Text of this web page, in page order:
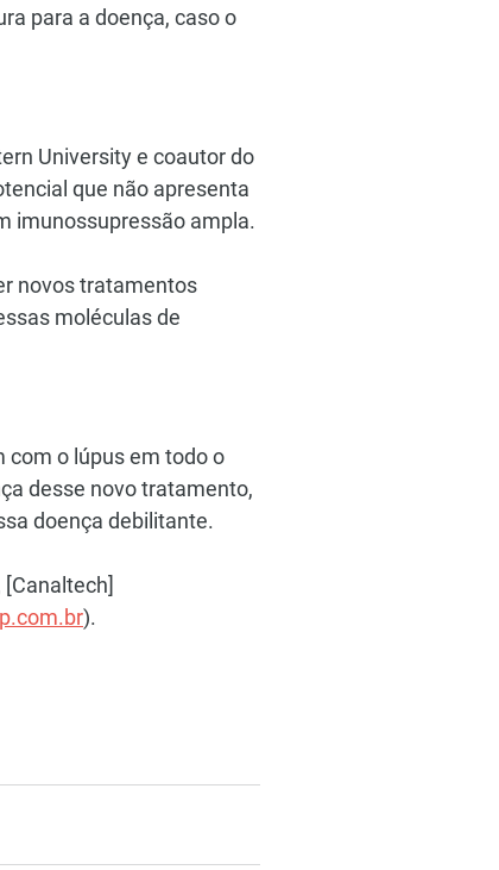
para a doença, caso o
University e coautor do
que não apresenta
imunossupressão ampla.
novos tratamentos
moléculas de
com o lúpus em todo o
desse novo tratamento,
doença debilitante.
[Canaltech]
).